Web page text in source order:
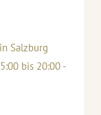
Salzburg
bis 20:00 -